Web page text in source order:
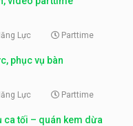
Lực Parttime
phục vụ bàn
Lực Parttime
ca tối – quán kem dừa